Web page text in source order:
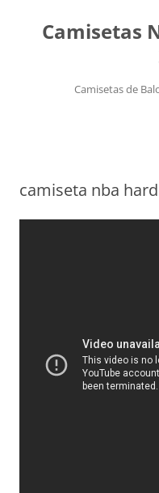
Camisetas
Camisetas de
camiseta nba